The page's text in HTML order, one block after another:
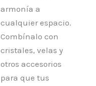
armonía a
cualquier espacio.
Combínalo con
cristales, velas y
otros accesorios
para que tus